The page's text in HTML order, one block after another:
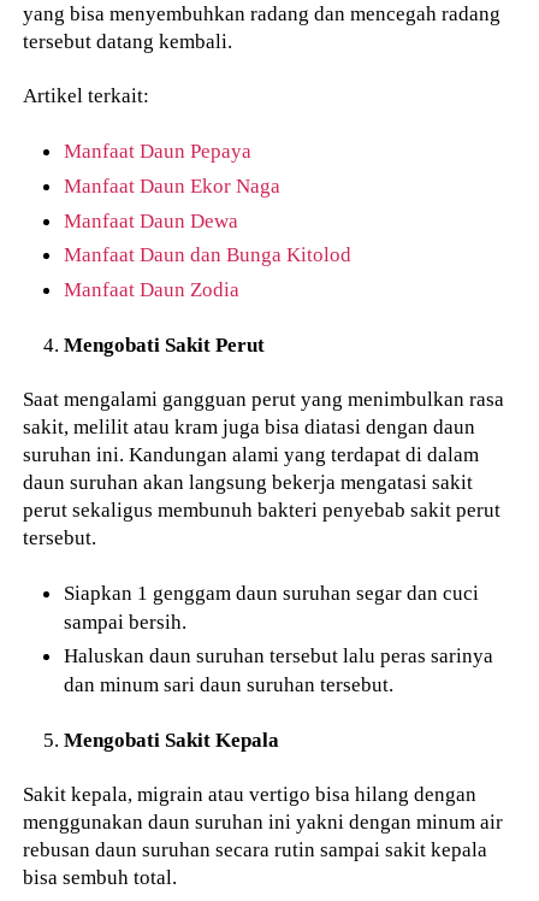
yang bisa menyembuhkan radang dan mencegah radang
tersebut datang kembali.
Artikel terkait:
Manfaat Daun Pepaya
Manfaat Daun Ekor Naga
Manfaat Daun Dewa
Manfaat Daun dan Bunga Kitolod
Manfaat Daun Zodia
Mengobati Sakit Perut
Saat mengalami gangguan perut yang menimbulkan rasa
sakit, melilit atau kram juga bisa diatasi dengan daun
suruhan ini. Kandungan alami yang terdapat di dalam
daun suruhan akan langsung bekerja mengatasi sakit
perut sekaligus membunuh bakteri penyebab sakit perut
tersebut.
Siapkan 1 genggam daun suruhan segar dan cuci
sampai bersih.
Haluskan daun suruhan tersebut lalu peras sarinya
dan minum sari daun suruhan tersebut.
Mengobati Sakit Kepala
Sakit kepala, migrain atau vertigo bisa hilang dengan
menggunakan daun suruhan ini yakni dengan minum air
rebusan daun suruhan secara rutin sampai sakit kepala
bisa sembuh total.